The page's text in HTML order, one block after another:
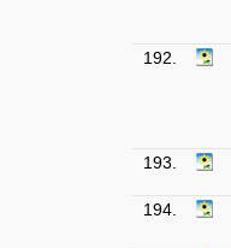
192.
193.
194.